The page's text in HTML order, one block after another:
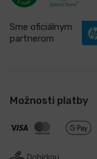
Sme oficiálnym
partnerom
Možnosti platby